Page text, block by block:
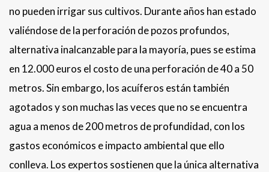
no pueden irrigar sus cultivos. Durante años han estado
valiéndose de la perforación de pozos profundos,
alternativa inalcanzable para la mayoría, pues se estima
en 12.000 euros el costo de una perforación de 40 a 50
metros. Sin embargo, los acuíferos están también
agotados y son muchas las veces que no se encuentra
agua a menos de 200 metros de profundidad, con los
gastos económicos e impacto ambiental que ello
conlleva. Los expertos sostienen que la única alternativa